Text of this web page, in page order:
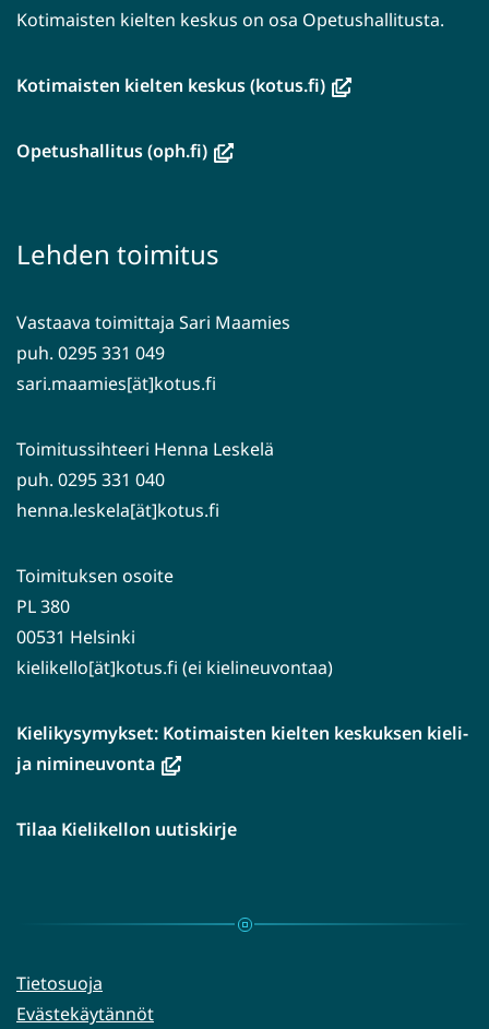
Kotimaisten kielten keskus on osa Opetushallitusta.
Kotimaisten kielten keskus (kotus.fi)(avautuu
Opetushallitus (oph.fi)(avautuu
toiseen
Lehden toimitus
Vastaava toimittaja Sari Maamies
puh. 0295 331 049
sari.maamies[ät]kotus.fi
Toimitussihteeri Henna Leskelä
puh. 0295 331 040
henna.leskela[ät]kotus.fi
Toimituksen osoite
PL 380
00531 Helsinki
kielikello[ät]kotus.fi (ei kielineuvontaa)
Kielikysymykset: Kotimaisten kielten keskuksen kieli-
ja nimineuvonta(avautuu
ikkunaan,
palveluun)
Tilaa Kielikellon uutiskirje
Tietosuoja
Evästekäytännöt